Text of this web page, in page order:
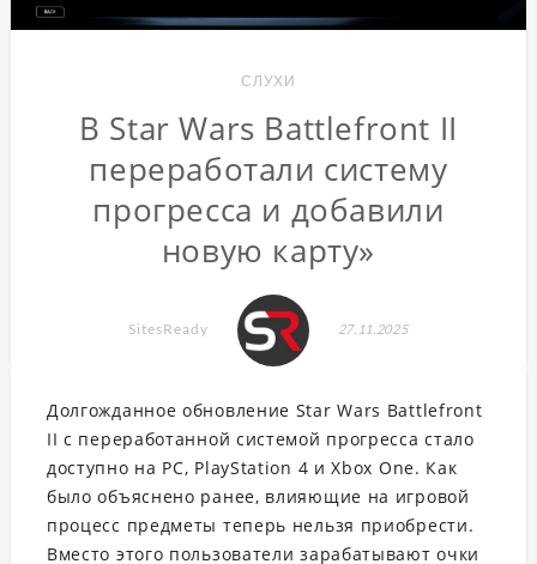
СЛУХИ
В Star Wars Battlefront II
переработали систему
прогресса и добавили
новую карту»
SitesReady 27.11.2025
Долгожданное обновление Star Wars Battlefront
II с переработанной системой прогресса стало
доступно на PC, PlayStation 4 и Xbox One. Как
было объяснено ранее, влияющие на игровой
процесс предметы теперь нельзя приобрести.
Вместо этого пользователи зарабатывают очки